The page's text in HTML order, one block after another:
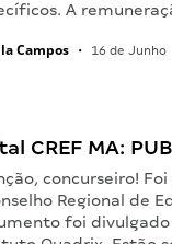
A
Campos • 16 de Junho
CREF MA:
concurseiro!
Regional de
foi divulgado